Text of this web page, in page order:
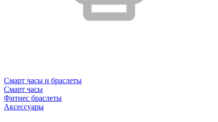
Смарт часы и браслеты
Смарт часы
Фитнес браслеты
Аксессуары